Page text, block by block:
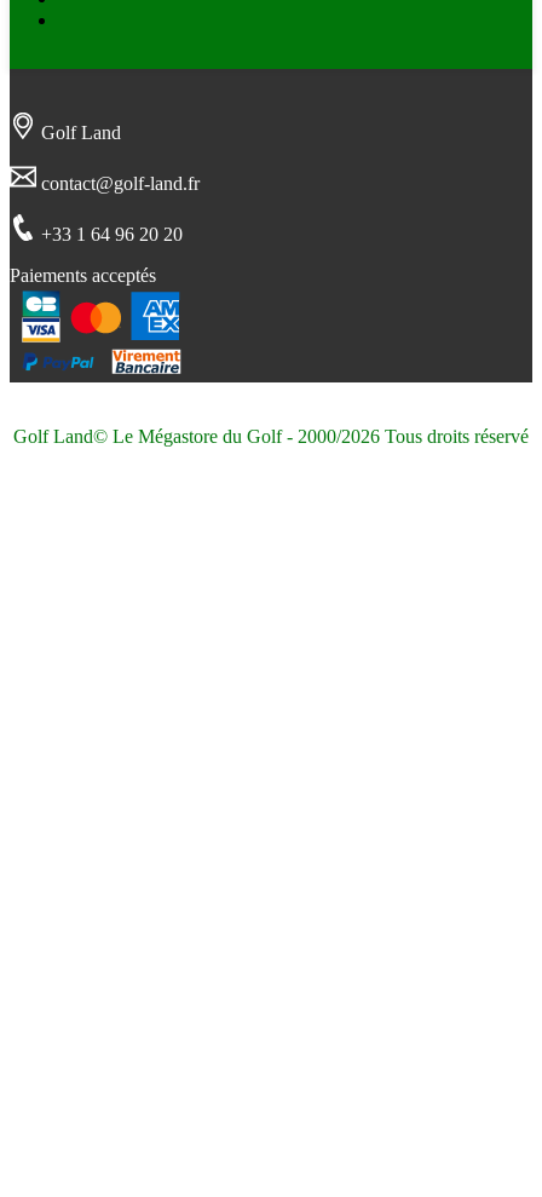
Golf Land
contact@golf-land.fr
+33 1 64 96 20 20
Paiements acceptés
Golf Land© Le Mégastore du Golf - 2000/2026 Tous droits réservé